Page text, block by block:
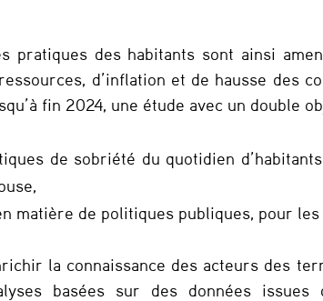
pratiques des habitants sont ainsi
d’inflation et de hausse des
fin 2024, une étude avec un double
de sobriété du quotidien
matière de politiques publiques, pour
la connaissance des acteurs des
basées sur des données issues